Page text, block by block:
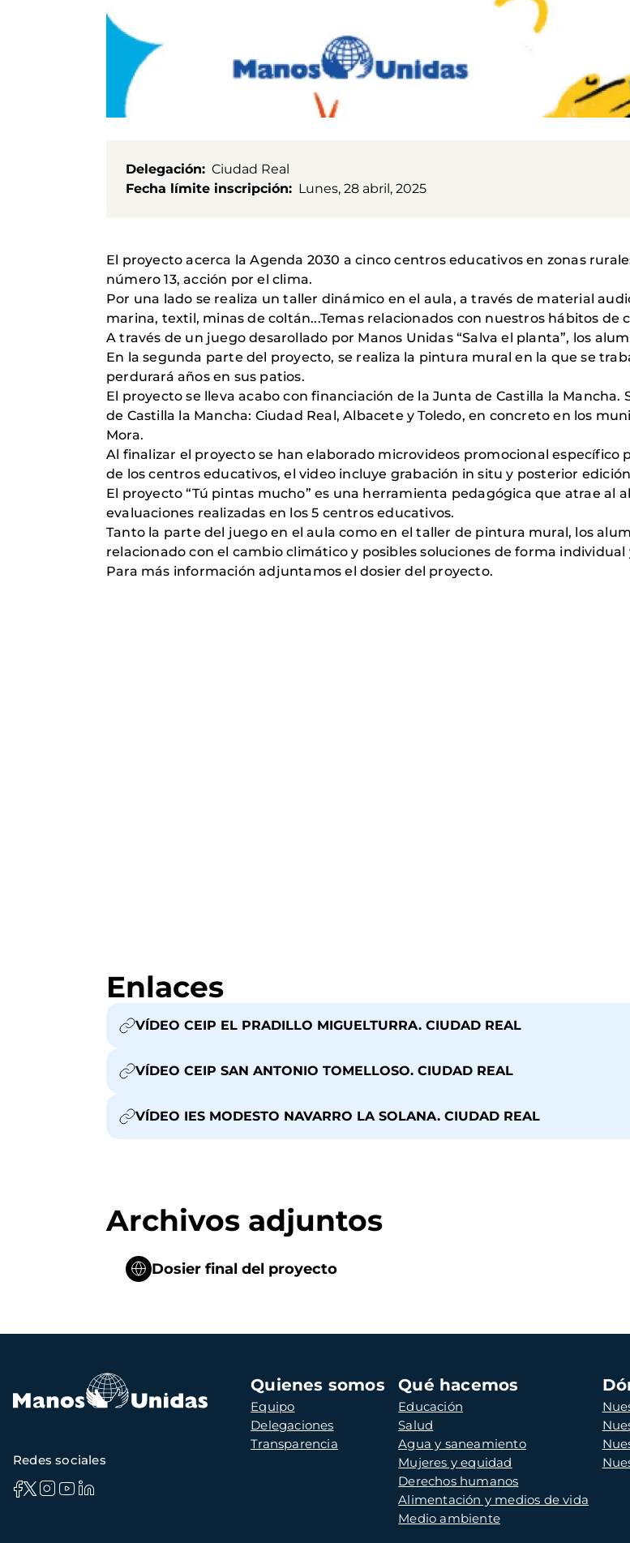
Delegación
Ciudad Real
Fecha límite inscripción
Lunes, 28 abril, 2025
El proyecto acerca la Agenda 2030 a cinco centros educativos en zonas
número 13, acción por el clima.
Por una lado se realiza un taller dinámico en el aula, a través de material
marina, textil, minas de coltán...Temas relacionados con nuestros hábitos de
A través de un juego desarollado por Manos Unidas “Salva el planta”, los
En la segunda parte del proyecto, se realiza la pintura mural en la que se
perdurará años en sus patios.
El proyecto se lleva acabo con financiación de la Junta de Castilla la
de Castilla la Mancha: Ciudad Real, Albacete y Toledo, en concreto en los
Mora.
Al finalizar el proyecto se han elaborado microvideos promocional específico
de los centros educativos, el video incluye grabación in situ y posterior
El proyecto “Tú pintas mucho” es una herramienta pedagógica que atrae al
evaluaciones realizadas en los 5 centros educativos.
Tanto la parte del juego en el aula como en el taller de pintura mural, los
relacionado con el cambio climático y posibles soluciones de forma individual
Para más información adjuntamos el dosier del proyecto.
Enlaces
VÍDEO CEIP EL PRADILLO MIGUELTURRA. CIUDAD REAL
VÍDEO CEIP SAN ANTONIO TOMELLOSO. CIUDAD REAL
VÍDEO IES MODESTO NAVARRO LA SOLANA. CIUDAD REAL
Archivos adjuntos
Dosier final del proyecto
Navegación
principal
Quienes somos
Equipo
Delegaciones
Transparencia
Qué hacemos
Educación
Salud
Agua y saneamiento
Mujeres y equidad
Derechos humanos
Alimentación y medios de vida
Medio ambiente
Redes sociales